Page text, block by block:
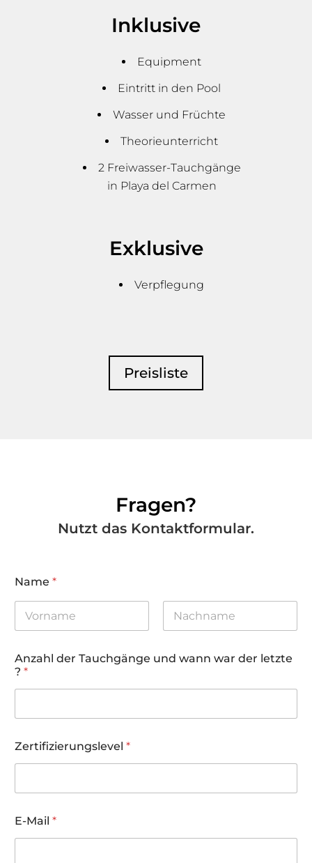
Inklusive
Equipment
Eintritt in den Pool
Wasser und Früchte
Theorieunterricht
2 Freiwasser-Tauchgänge
in Playa del Carmen
Exklusive
Verpflegung
Preisliste
Fragen?
Nutzt das Kontaktformular.
Name *
Anzahl der Tauchgänge und wann war der letzte
? *
Zertifizierungslevel *
e
v
E-Mail *